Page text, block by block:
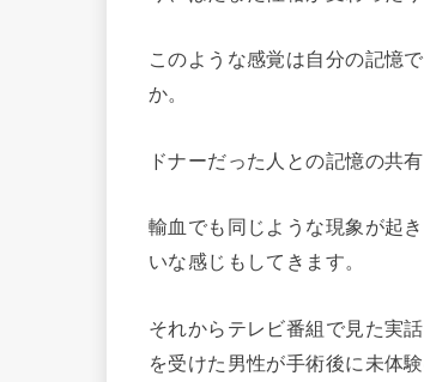
このような感覚は自分の記憶
か。
ドナーだった人との記憶の共有
輸血でも同じような現象が起
いな感じもしてきます。
それからテレビ番組で見た実
を受けた男性が手術後に未体